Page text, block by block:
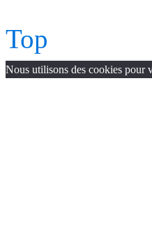
Top
Nous utilisons des cookies pour